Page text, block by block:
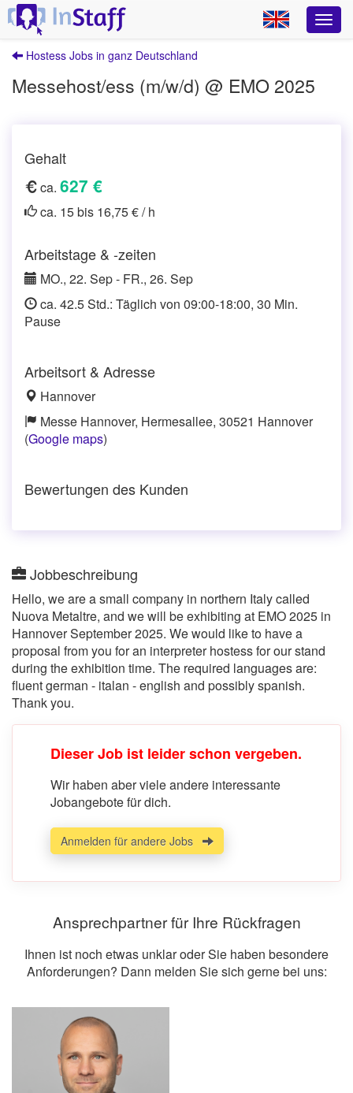
Hostess Jobs in ganz Deutschland
Messehost/ess (m/w/d) @ EMO 2025
Gehalt
ca. 627 €
ca. 15 bis 16,75 € / h
Arbeitstage & -zeiten
MO., 22. Sep - FR., 26. Sep
ca. 42.5 Std.: Täglich von 09:00-18:00, 30 Min.
Pause
Arbeitsort & Adresse
Hannover
Messe Hannover, Hermesallee, 30521 Hannover
(Google maps)
Bewertungen des Kunden
Jobbeschreibung
Hello, we are a small company in northern Italy called
Nuova Metaltre, and we will be exhibiting at EMO 2025 in
Hannover September 2025. We would like to have a
proposal from you for an interpreter hostess for our stand
during the exhibition time. The required languages are:
fluent german - italan - english and possibly spanish.
Thank you.
Dieser Job ist leider schon vergeben.
Wir haben aber viele andere interessante
Jobangebote für dich.
Anmelden für andere Jobs
Ansprechpartner für Ihre Rückfragen
Ihnen ist noch etwas unklar oder Sie haben besondere
Anforderungen? Dann melden Sie sich gerne bei uns: